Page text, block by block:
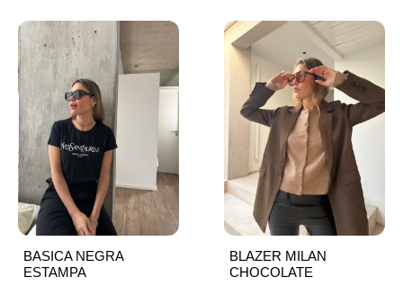
BASICA NEGRA
ESTAMPA
BLAZER MILAN
CHOCOLATE